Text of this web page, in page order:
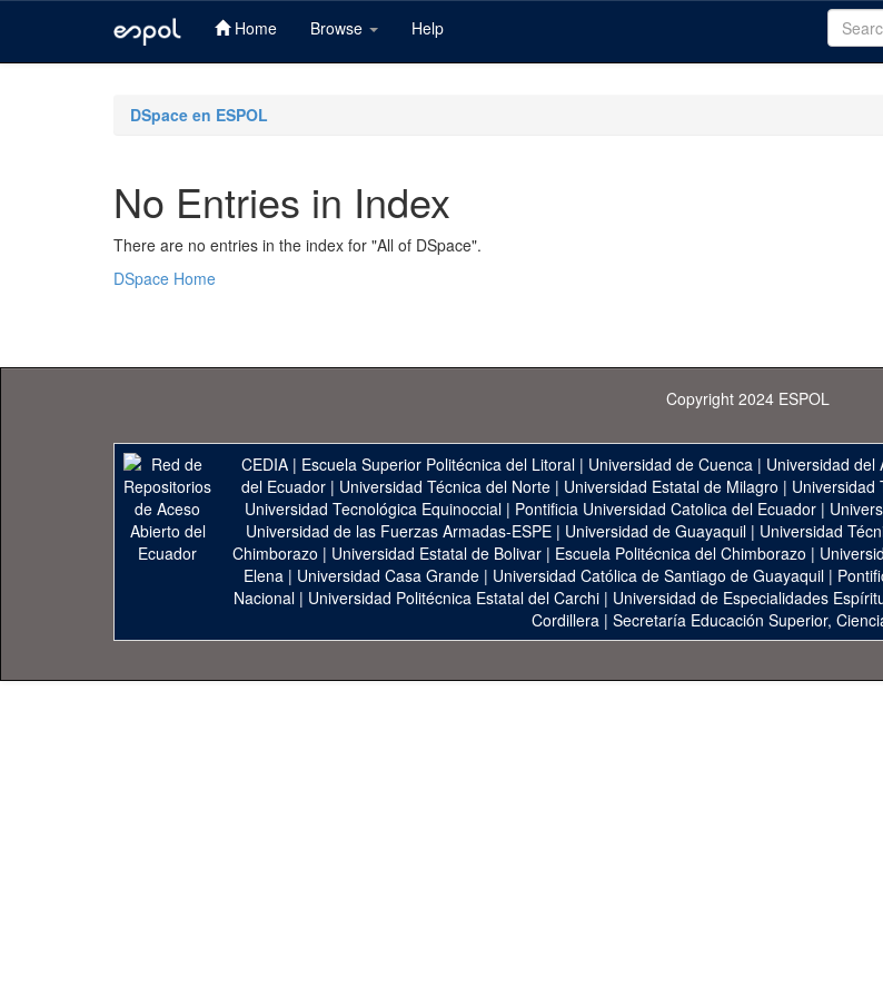
Home Browse Help
DSpace en ESPOL
No Entries in Index
There are no entries in the index for "All of DSpace".
DSpace Home
Copyright 2024 ESPOL
CEDIA | Escuela Superior Politécnica del Litoral | Universidad de Cuenca | Universidad del
del Ecuador| Universidad Técnica del Norte| Universidad Estatal de Milagro | Universidad
Universidad Tecnológica Equinoccial| Pontificia Universidad Catolica del Ecuador|
Universidad de las Fuerzas Armadas-ESPE | Universidad de Guayaquil | Universidad
Chimborazo | Universidad Estatal de Bolivar| Escuela Politécnica del Chimborazo |
Elena | Universidad Casa Grande | Universidad Católica de Santiago de Guayaquil |
Nacional | Universidad Politécnica Estatal del Carchi | Universidad de Especialidades
Cordillera| Secretaría Educación Superior,